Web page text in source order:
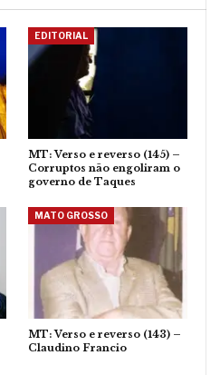
EDITORIAL
MT: Verso e reverso (145) –
Corruptos não engoliram o
governo de Taques
MATO GROSSO
MT: Verso e reverso (143) –
Claudino Francio